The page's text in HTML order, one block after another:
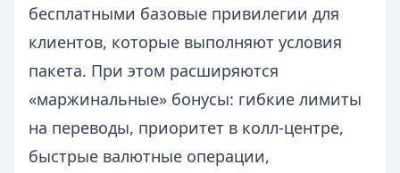
бесплатными базовые привилегии для
клиентов, которые выполняют условия
пакета. При этом расширяются
«маржинальные» бонусы: гибкие лимиты
на переводы, приоритет в колл-центре,
быстрые валютные операции,